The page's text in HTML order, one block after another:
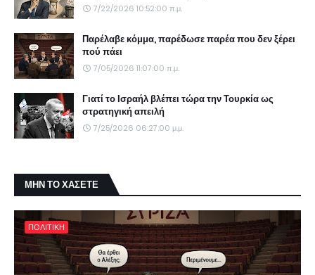
7/22/2026 10:52:00 π.μ.
Παρέλαβε κόμμα, παρέδωσε παρέα που δεν ξέρει
πού πάει
7/05/2026 11:07:00 π.μ.
Γιατί το Ισραήλ βλέπει τώρα την Τουρκία ως
στρατηγική απειλή
7/25/2026 06:27:00 μ.μ.
ΜΗΝ ΤΟ ΧΑΣΕΤΕ
ΠΟΛΙΤΙΚΗ